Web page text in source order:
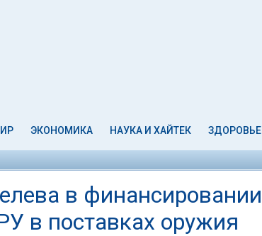
ЭКОНОМИКА НАУКА И ХАЙТЕК ЗДОРОВЬЕ
в финансировании
в поставках оружия